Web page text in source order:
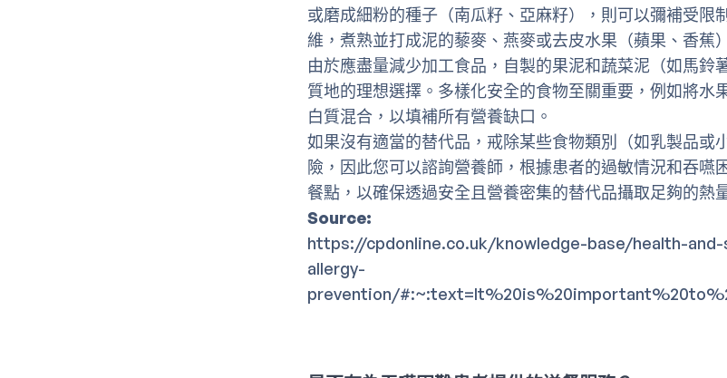
或磨成細粉的種子（南瓜籽、亞麻籽），則可以彌補受限
維，煮熟並打成泥的藜麥、燕麥或去皮水果（蘋果、香蕉
由於應盡量減少加工食品，自製的果泥和蔬菜泥（如馬鈴
質地的理想選擇。多樣化安全的食物至關重要，例如將水
白質混合，以填補所有營養缺口。
如果沒有適當的替代品，戒除某些食物類別（如乳製品或
險，因此您可以諮詢營養師，根據患者的過敏情況和吞嚥
餐點，以確保透過安全且營養密集的替代品攝取足夠的熱
Source:
https://cpdonline.co.uk/knowledge-base/health-
allergy-
prevention/